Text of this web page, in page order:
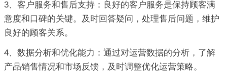
3、客户服务和售后支持：良好的客户服务是保持顾客满
意度和口碑的关键。及时回答疑问，处理售后问题，维护
良好的顾客关系。
4、数据分析和优化能力：通过对运营数据的分析，了解
产品销售情况和市场反馈，及时调整优化运营策略。